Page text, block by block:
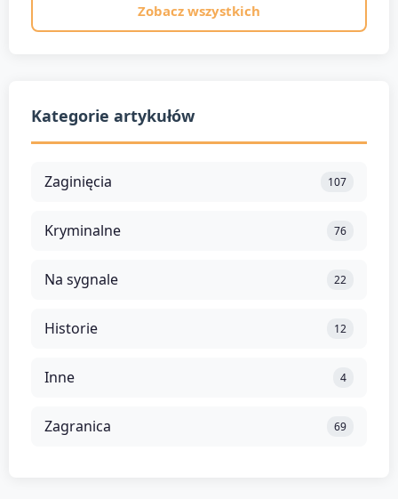
Zobacz wszystkich
Kategorie artykułów
Zaginięcia 107
Kryminalne 76
Na sygnale 22
Historie 12
Inne 4
Zagranica 69